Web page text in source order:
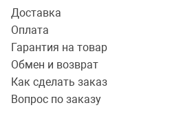
Доставка
Оплата
Гарантия на товар
Обмен и возврат
Как сделать заказ
Вопрос по заказу